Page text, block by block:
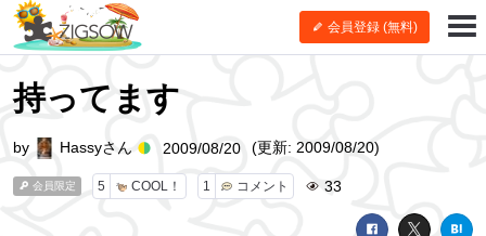
会員登録 (無料)
持ってます
会員限定 5 COOL！ 1 コメント 33
by Hassyさん 2009/08/20 (更新: 2009/08/20)